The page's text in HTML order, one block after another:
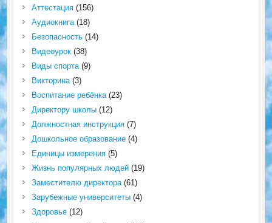
Аттестация(156)
Аудиокнига(18)
Безопасность(14)
Видеоурок(38)
Виды спорта(9)
Викторина(3)
Воспитание ребёнка(23)
Директору школы(12)
Должностная инструкция(7)
Дошкольное образование(4)
Единицы измерения(5)
Жизнь популярных людей(19)
Заместителю директора(61)
Зарубежные университеты(4)
Здоровье(12)